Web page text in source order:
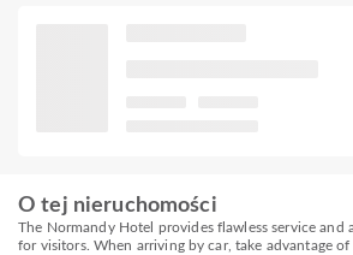
O tej nieruchomości
The Normandy Hotel provides flawless service and
for visitors. When arriving by car, take advantage